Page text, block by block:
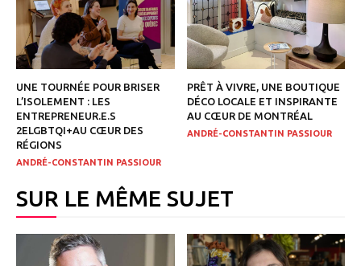
UNE TOURNÉE POUR BRISER
L’ISOLEMENT : LES
ENTREPRENEUR.E.S
2ELGBTQI+AU CŒUR DES
RÉGIONS
ANDRÉ-CONSTANTIN PASSIOUR
PRÊT À VIVRE, UNE BOUTIQUE
DÉCO LOCALE ET INSPIRANTE
AU CŒUR DE MONTRÉAL
ANDRÉ-CONSTANTIN PASSIOUR
SUR LE MÊME SUJET